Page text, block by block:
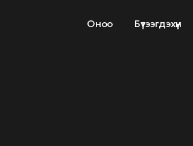
Оноо Бүтээгдэхүүн